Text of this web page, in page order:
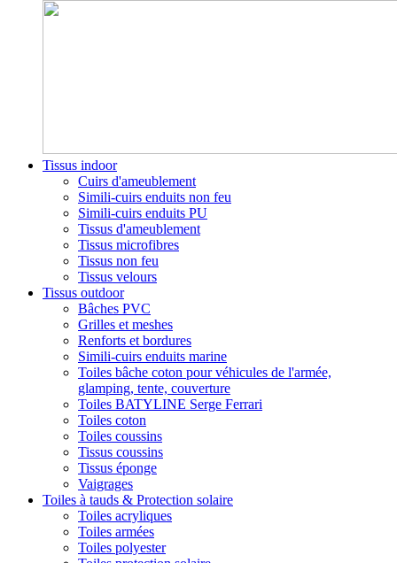
Tissus indoor
Cuirs d'ameublement
Simili-cuirs enduits non feu
Simili-cuirs enduits PU
Tissus d'ameublement
Tissus microfibres
Tissus non feu
Tissus velours
Tissus outdoor
Bâches PVC
Grilles et meshes
Renforts et bordures
Simili-cuirs enduits marine
Toiles bâche coton pour véhicules de l'armée,
glamping, tente, couverture
Toiles BATYLINE Serge Ferrari
Toiles coton
Toiles coussins
Tissus coussins
Tissus éponge
Vaigrages
Toiles à tauds & Protection solaire
Toiles acryliques
Toiles armées
Toiles polyester